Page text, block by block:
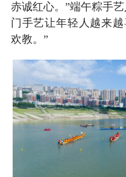
赤诚红心。”端午粽手
门手艺让年轻人越来
欢教。”